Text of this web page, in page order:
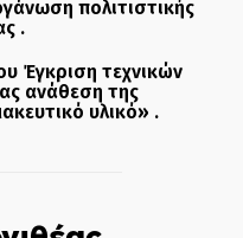
πολιτιστικής
.
Έγκριση τεχνικών
ανάθεση της
υλικό» .